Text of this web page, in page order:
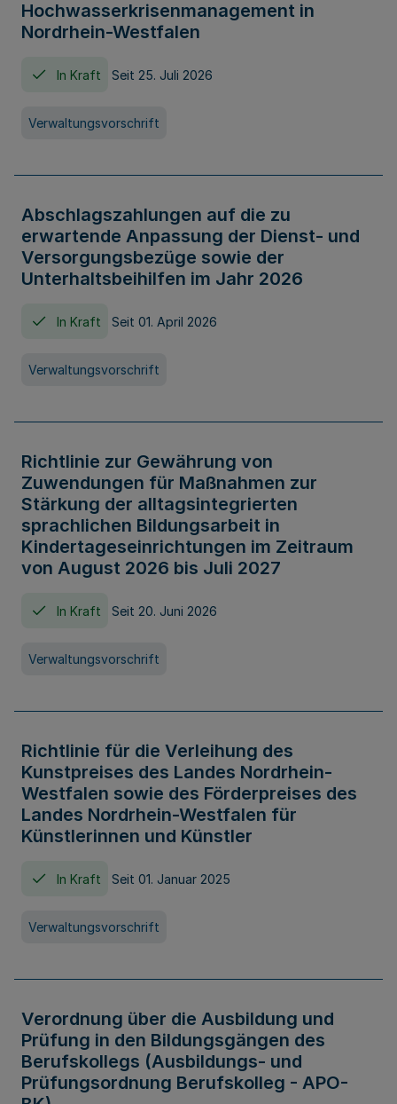
Hochwasserkrisenmanagement in
Nordrhein-Westfalen
In Kraft Seit 25. Juli 2026
Verwaltungsvorschrift
Abschlagszahlungen auf die zu
erwartende Anpassung der Dienst- und
Versorgungsbezüge sowie der
Unterhaltsbeihilfen im Jahr 2026
In Kraft Seit 01. April 2026
Verwaltungsvorschrift
Richtlinie zur Gewährung von
Zuwendungen für Maßnahmen zur
Stärkung der alltagsintegrierten
sprachlichen Bildungsarbeit in
Kindertageseinrichtungen im Zeitraum
von August 2026 bis Juli 2027
In Kraft Seit 20. Juni 2026
Verwaltungsvorschrift
Richtlinie für die Verleihung des
Kunstpreises des Landes Nordrhein-
Westfalen sowie des Förderpreises des
Landes Nordrhein-Westfalen für
Künstlerinnen und Künstler
In Kraft Seit 01. Januar 2025
Verwaltungsvorschrift
Verordnung über die Ausbildung und
Prüfung in den Bildungsgängen des
Berufskollegs (Ausbildungs- und
Prüfungsordnung Berufskolleg - APO-